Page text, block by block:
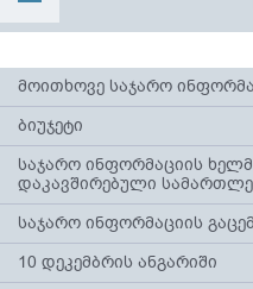
მოითხოვე საჯარო
ბიუჯეტი
საჯარო ინფორმაციის
დაკავშირებული
საჯარო ინფორმაციის
10 დეკემბრის ანგარიში